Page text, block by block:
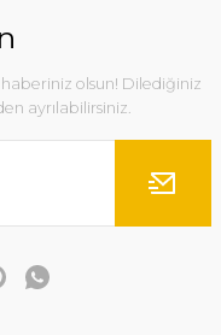
olsun! Dilediğiniz
ayrılabilirsiniz.